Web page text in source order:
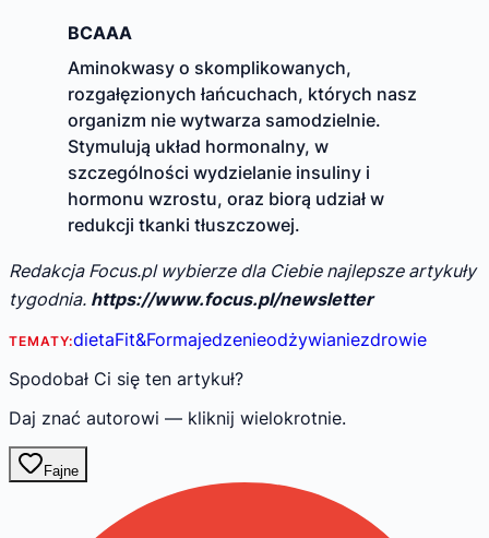
BCAAA
Aminokwasy o skomplikowanych,
rozgałęzionych łańcuchach, których nasz
organizm nie wytwarza samodzielnie.
Stymulują układ hormonalny, w
szczególności wydzielanie insuliny i
hormonu wzrostu, oraz biorą udział w
redukcji tkanki tłuszczowej.
Redakcja Focus.pl wybierze dla Ciebie najlepsze artykuły
tygodnia. https://www.focus.pl/newsletter
TEMATY:dietaFit&Formajedzenieodżywianiezdrowie
Spodobał Ci się ten artykuł?
Daj znać autorowi — kliknij wielokrotnie.
Fajne